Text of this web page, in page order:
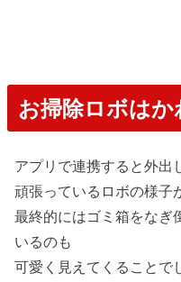
お掃除ロボはか
アプリで連携すると外出
頑張っているロボの様子
最終的にはゴミ箱をなぎ
いるのも
可愛く見えてくることで